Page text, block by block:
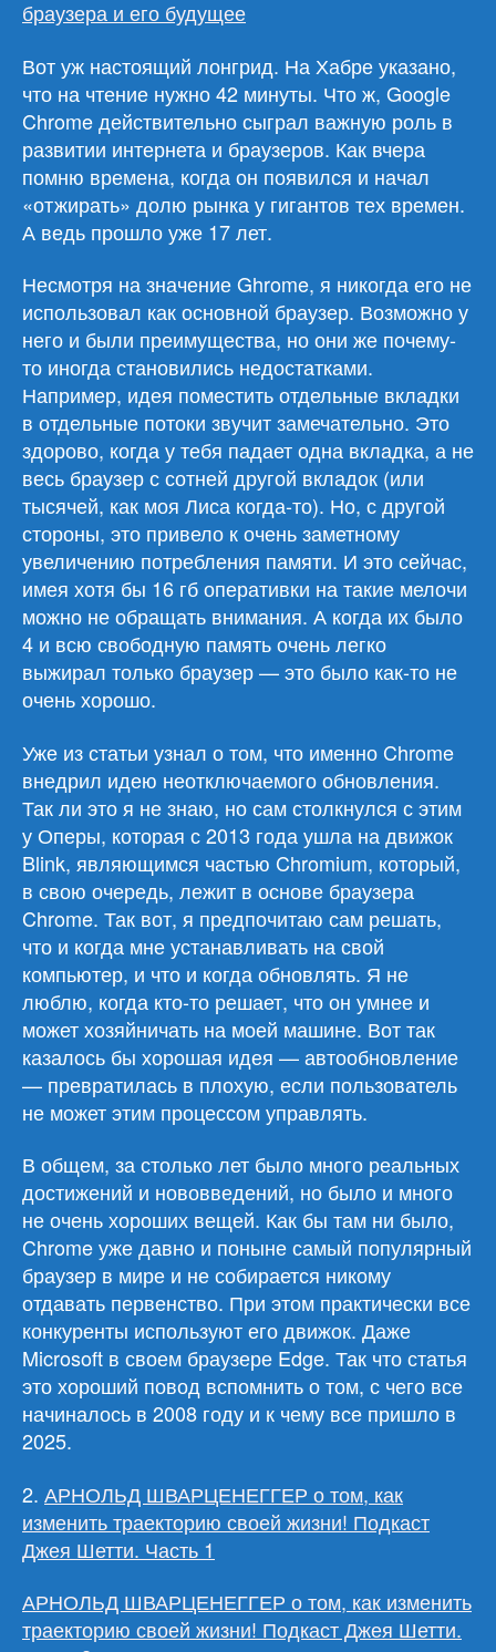
браузера и его будущее
Вот уж настоящий лонгрид. На Хабре указано,
что на чтение нужно 42 минуты. Что ж, Google
Chrome действительно сыграл важную роль в
развитии интернета и браузеров. Как вчера
помню времена, когда он появился и начал
«отжирать» долю рынка у гигантов тех времен.
А ведь прошло уже 17 лет.
Несмотря на значение Ghrome, я никогда его не
использовал как основной браузер. Возможно у
него и были преимущества, но они же почему-
то иногда становились недостатками.
Например, идея поместить отдельные вкладки
в отдельные потоки звучит замечательно. Это
здорово, когда у тебя падает одна вкладка, а не
весь браузер с сотней другой вкладок (или
тысячей, как моя Лиса когда-то). Но, с другой
стороны, это привело к очень заметному
увеличению потребления памяти. И это сейчас,
имея хотя бы 16 гб оперативки на такие мелочи
можно не обращать внимания. А когда их было
4 и всю свободную память очень легко
выжирал только браузер — это было как-то не
очень хорошо.
Уже из статьи узнал о том, что именно Chrome
внедрил идею неотключаемого обновления.
Так ли это я не знаю, но сам столкнулся с этим
у Оперы, которая с 2013 года ушла на движок
Blink, являющимся частью Chromium, который,
в свою очередь, лежит в основе браузера
Chrome. Так вот, я предпочитаю сам решать,
что и когда мне устанавливать на свой
компьютер, и что и когда обновлять. Я не
люблю, когда кто-то решает, что он умнее и
может хозяйничать на моей машине. Вот так
казалось бы хорошая идея — автообновление
— превратилась в плохую, если пользователь
не может этим процессом управлять.
В общем, за столько лет было много реальных
достижений и нововведений, но было и много
не очень хороших вещей. Как бы там ни было,
Chrome уже давно и поныне самый популярный
браузер в мире и не собирается никому
отдавать первенство. При этом практически все
конкуренты используют его движок. Даже
Microsoft в своем браузере Edge. Так что статья
это хороший повод вспомнить о том, с чего все
начиналось в 2008 году и к чему все пришло в
2025.
2. АРНОЛЬД ШВАРЦЕНЕГГЕР о том, как
изменить траекторию своей жизни! Подкаст
Джея Шетти. Часть 1
АРНОЛЬД ШВАРЦЕНЕГГЕР о том, как изменить
траекторию своей жизни! Подкаст Джея Шетти.